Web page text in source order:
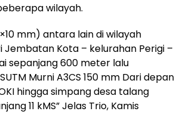
wilayah.
mm) antara lain di wilayah
Jembatan Kota – kelurahan Perigi –
sepanjang 600 meter lalu
Murni A3CS 150 mm Dari depan
hingga simpang desa talang
11 kMS” Jelas Trio, Kamis